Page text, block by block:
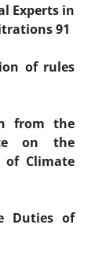
Experts in
91
of rules
from the
on the
of Climate
Duties of